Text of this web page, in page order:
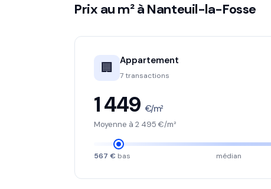
Prix au m² à Nanteuil-la-Fosse
🏢 Appartement
7 transactions
1 449 €/m²
Moyenne à 2 495 €/m²
567 € bas médian